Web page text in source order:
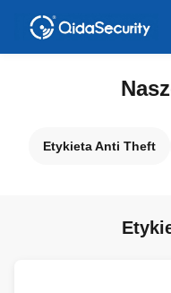
Etykieta Anti Theft